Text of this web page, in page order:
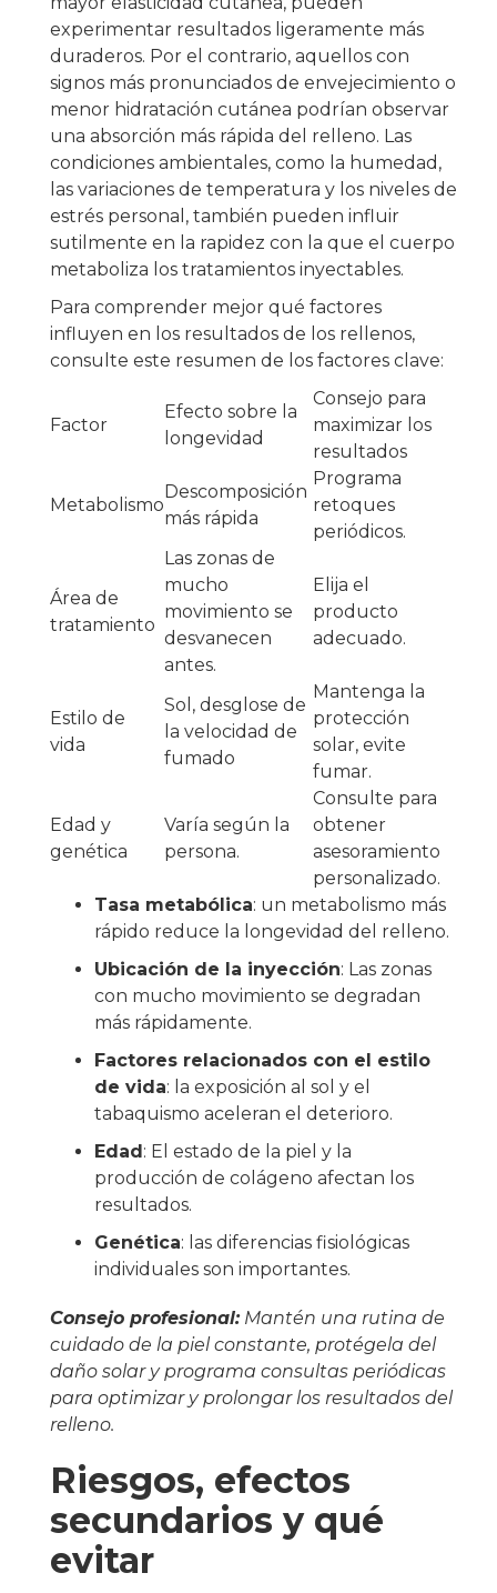
experimentar resultados ligeramente más
duraderos. Por el contrario, aquellos con
signos más pronunciados de envejecimiento o
menor hidratación cutánea podrían observar
una absorción más rápida del relleno. Las
condiciones ambientales, como la humedad,
las variaciones de temperatura y los niveles de
estrés personal, también pueden influir
sutilmente en la rapidez con la que el cuerpo
metaboliza los tratamientos inyectables.
Para comprender mejor qué factores
influyen en los resultados de los rellenos,
consulte este resumen de los factores clave:
Factor
Efecto sobre la
longevidad
Consejo para
maximizar los
resultados
Metabolismo
Descomposición
más rápida
Programa
retoques
periódicos.
Área de
tratamiento
Las zonas de
mucho
movimiento se
desvanecen
antes.
Elija el
producto
adecuado.
Estilo de
vida
Sol, desglose de
la velocidad de
fumado
Mantenga la
protección
solar, evite
fumar.
Edad y
genética
Varía según la
persona.
Consulte para
obtener
asesoramiento
personalizado.
Tasa metabólica: un metabolismo más
rápido reduce la longevidad del relleno.
Ubicación de la inyección: Las zonas
con mucho movimiento se degradan
más rápidamente.
Factores relacionados con el estilo
de vida: la exposición al sol y el
tabaquismo aceleran el deterioro.
Edad: El estado de la piel y la
producción de colágeno afectan los
resultados.
Genética: las diferencias fisiológicas
individuales son importantes.
Consejo profesional: Mantén una rutina de
cuidado de la piel constante, protégela del
daño solar y programa consultas periódicas
para optimizar y prolongar los resultados del
relleno.
Riesgos, efectos
secundarios y qué
evitar